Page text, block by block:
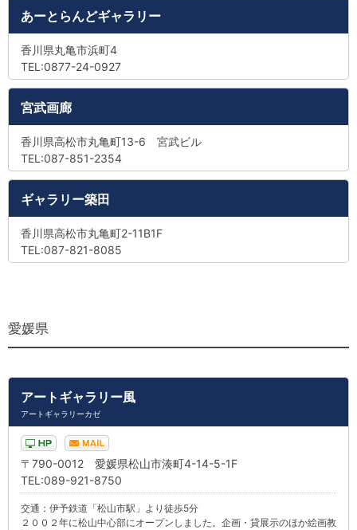
あーとらんどギャラリー
香川県丸亀市浜町4
TEL:0877-24-0927
宮武画廊
香川県高松市丸亀町13-6 宮武ビル
TEL:087-851-2354
ギャラリー築田
香川県高松市丸亀町2-11B1F
TEL:087-821-8085
愛媛県
アートギャラリー風
アートギャラリーカゼ
〒790-0012 愛媛県松山市湊町4-14-5-1F
TEL:089-921-8750
交通：伊予鉄道「松山市駅」より徒歩5分
２００２年に松山中心部にオープンしました。企画・貸展示のほか絵画教